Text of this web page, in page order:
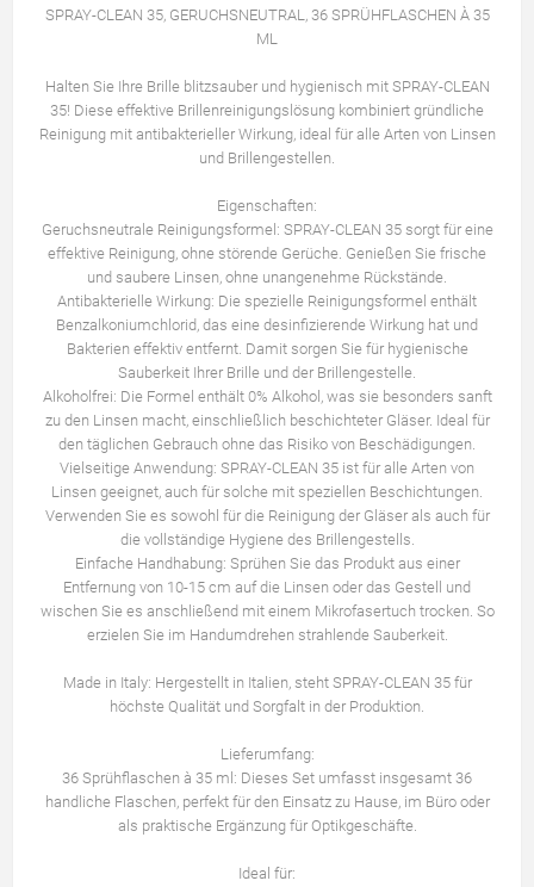
SPRAY-CLEAN 35, GERUCHSNEUTRAL, 36 SPRÜHFLASCHEN À 35
ML
Halten Sie Ihre Brille blitzsauber und hygienisch mit SPRAY-CLEAN
35! Diese effektive Brillenreinigungslösung kombiniert gründliche
Reinigung mit antibakterieller Wirkung, ideal für alle Arten von Linsen
und Brillengestellen.
Eigenschaften:
Geruchsneutrale Reinigungsformel: SPRAY-CLEAN 35 sorgt für eine
effektive Reinigung, ohne störende Gerüche. Genießen Sie frische
und saubere Linsen, ohne unangenehme Rückstände.
Antibakterielle Wirkung: Die spezielle Reinigungsformel enthält
Benzalkoniumchlorid, das eine desinfizierende Wirkung hat und
Bakterien effektiv entfernt. Damit sorgen Sie für hygienische
Sauberkeit Ihrer Brille und der Brillengestelle.
Alkoholfrei: Die Formel enthält 0% Alkohol, was sie besonders sanft
zu den Linsen macht, einschließlich beschichteter Gläser. Ideal für
den täglichen Gebrauch ohne das Risiko von Beschädigungen.
Vielseitige Anwendung: SPRAY-CLEAN 35 ist für alle Arten von
Linsen geeignet, auch für solche mit speziellen Beschichtungen.
Verwenden Sie es sowohl für die Reinigung der Gläser als auch für
die vollständige Hygiene des Brillengestells.
Einfache Handhabung: Sprühen Sie das Produkt aus einer
Entfernung von 10-15 cm auf die Linsen oder das Gestell und
wischen Sie es anschließend mit einem Mikrofasertuch trocken. So
erzielen Sie im Handumdrehen strahlende Sauberkeit.
Made in Italy: Hergestellt in Italien, steht SPRAY-CLEAN 35 für
höchste Qualität und Sorgfalt in der Produktion.
Lieferumfang:
36 Sprühflaschen à 35 ml: Dieses Set umfasst insgesamt 36
handliche Flaschen, perfekt für den Einsatz zu Hause, im Büro oder
als praktische Ergänzung für Optikgeschäfte.
Ideal für: